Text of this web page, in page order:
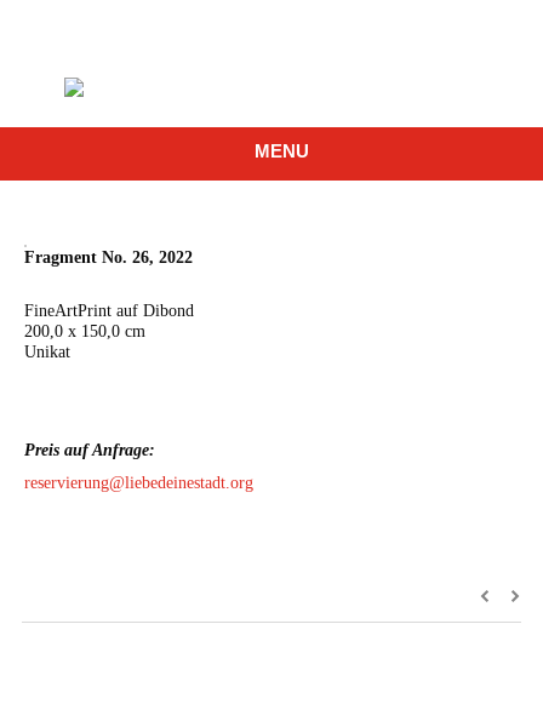
MENU
Fragment No. 26, 2022
FineArtPrint auf Dibond
200,0 x 150,0 cm
Unikat
Preis auf Anfrage:
reservierung@liebedeinestadt.org